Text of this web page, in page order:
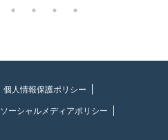
個人情報保護ポリシー
ソーシャルメディアポリシー